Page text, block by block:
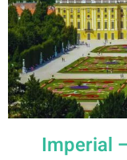
הסיור הקצר בארמון שנברון – Imperial